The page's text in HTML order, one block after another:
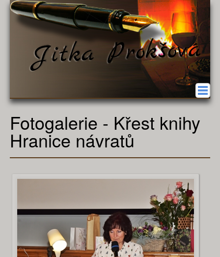
O autorce
Aktuality
Bibliografie
Recenze
Fotogalerie
Fotogalerie - Křest knihy
Hranice návratů